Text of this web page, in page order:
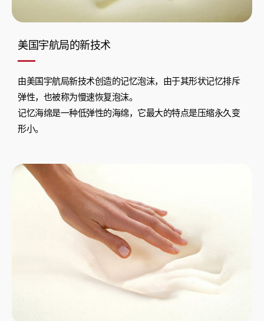
美国宇航局的新技术
由美国宇航局新技术创造的记忆泡沫，由于其形状记忆排斥
弹性，也被称为慢速恢复泡沫。
记忆海绵是一种低弹性的海绵，它最大的特点是压缩永久变
形小。